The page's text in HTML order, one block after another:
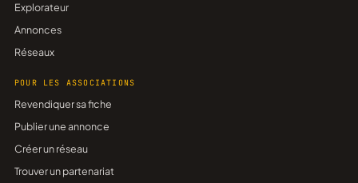
Explorateur
Annonces
Réseaux
POUR LES ASSOCIATIONS
Revendiquer sa fiche
Publier une annonce
Créer un réseau
Trouver un partenariat